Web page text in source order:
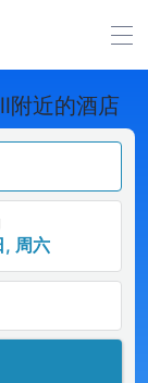
近的酒店
, 周六